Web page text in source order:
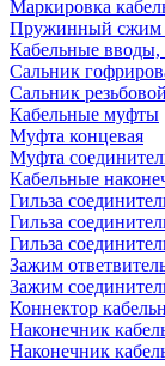
Маркировка
Пружинный сжим
Кабельные вводы,
Сальник
Сальник резьбовой
Кабельные муфты
Муфта концевая
Муфта
Кабельные
Гильза
Гильза
Гильза
Зажим
Зажим
Коннектор
Наконечник
Наконечник